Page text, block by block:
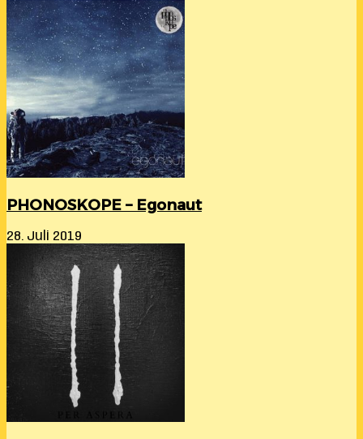
PHONOSKOPE – Egonaut
28. Juli 2019